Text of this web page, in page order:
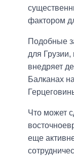
фактором
Подобные
для
внедряет
Балканах
Что может
еще